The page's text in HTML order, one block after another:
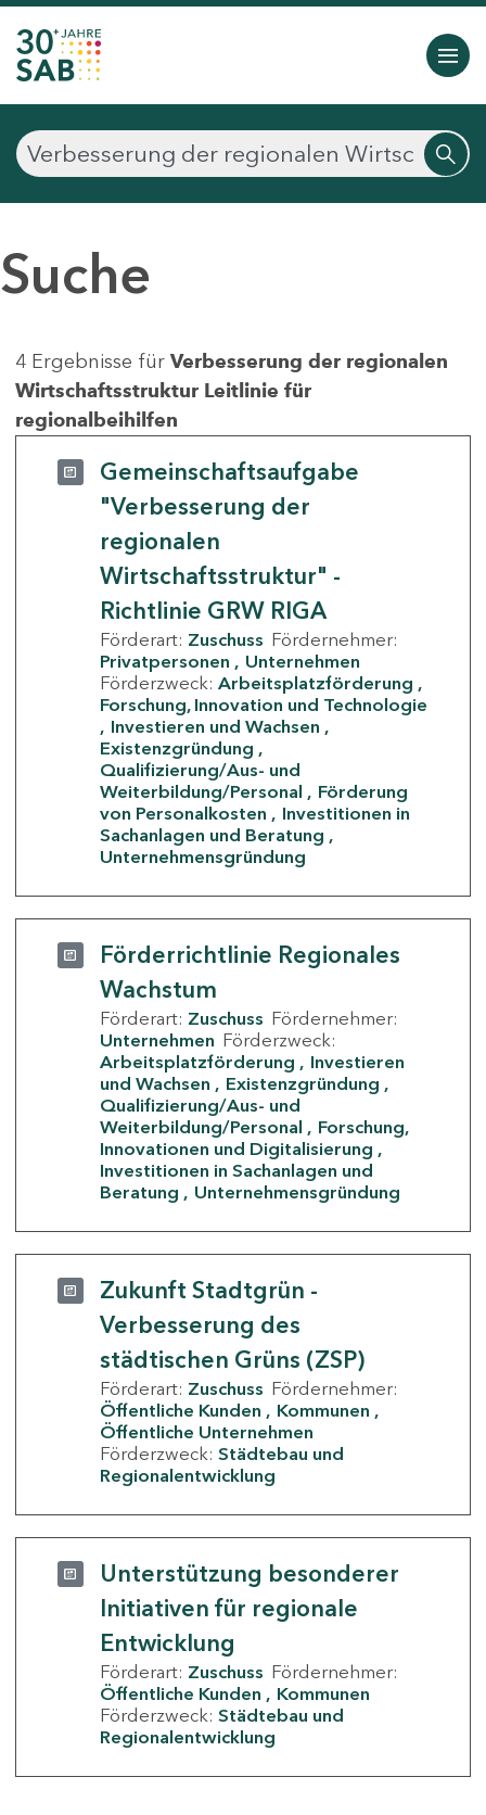
Suche
4 Ergebnisse für Verbesserung der regionalen
Wirtschaftsstruktur Leitlinie für
regionalbeihilfen
Gemeinschaftsaufgabe
"Verbesserung der
regionalen
Wirtschaftsstruktur" -
Richtlinie GRW RIGA
Förderart: Zuschuss Fördernehmer:
Privatpersonen
Unternehmen
Förderzweck: Arbeitsplatzförderung
Forschung, Innovation und Technologie
Investieren und Wachsen
Existenzgründung
Qualifizierung/Aus- und
Weiterbildung/Personal
Förderung
von Personalkosten
Investitionen in
Sachanlagen und Beratung
Unternehmensgründung
Förderrichtlinie Regionales
Wachstum
Förderart: Zuschuss Fördernehmer:
Unternehmen Förderzweck:
Arbeitsplatzförderung
Investieren
und Wachsen
Existenzgründung
Qualifizierung/Aus- und
Weiterbildung/Personal
Forschung,
Innovationen und Digitalisierung
Investitionen in Sachanlagen und
Beratung
Unternehmensgründung
Zukunft Stadtgrün -
Verbesserung des
städtischen Grüns (ZSP)
Förderart: Zuschuss Fördernehmer:
Öffentliche Kunden
Kommunen
Öffentliche Unternehmen
Förderzweck: Städtebau und
Regionalentwicklung
Unterstützung besonderer
Initiativen für regionale
Entwicklung
Förderart: Zuschuss Fördernehmer:
Öffentliche Kunden
Kommunen
Förderzweck: Städtebau und
Regionalentwicklung